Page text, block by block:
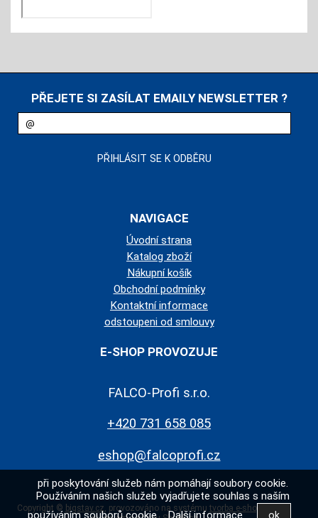
PŘEJETE SI ZASÍLAT EMAILY NEWSLETTER ?
NAVIGACE
Úvodní strana
Katalog zboží
Nákupní košík
Obchodní podmínky
Kontaktní informace
odstoupeni od smlouvy
E-SHOP PROVOZUJE
FALCO-Profi s.r.o.
+420 731 658 085
eshop@falcoprofi.cz
Copyright © bigstav.cz, provozováno na systému tvorba e-shopu
při poskytování služeb nám pomáhají soubory cookie.
Používáním našich služeb vyjadřujete souhlas s naším
používáním souborů cookie.Další informace